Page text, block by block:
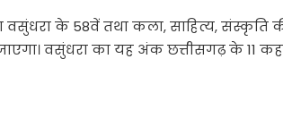
वसुंधरा के 58वें तथा कला, साहित्य, संस्कृति
वसुंधरा का यह अंक छत्तीसगढ़ के 11